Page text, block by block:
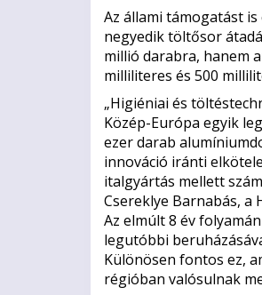
Az állami támogatást
negyedik töltősor
millió darabra, hanem
milliliteres és 500
„Higiéniai és
Közép-Európa egyik
ezer darab
innováció iránti
italgyártás mellett
Csereklye Barnabás, a
Az elmúlt 8 év
legutóbbi
Különösen fontos ez,
régióban valósulnak